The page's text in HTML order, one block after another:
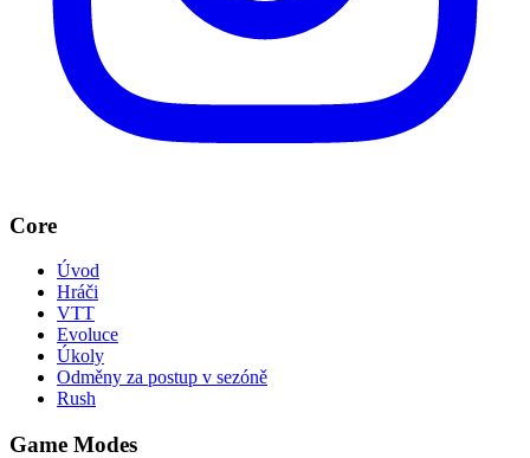
Core
Úvod
Hráči
VTT
Evoluce
Úkoly
Odměny za postup v sezóně
Rush
Game Modes